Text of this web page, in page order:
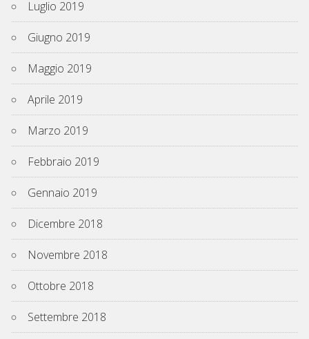
Luglio 2019
Giugno 2019
Maggio 2019
Aprile 2019
Marzo 2019
Febbraio 2019
Gennaio 2019
Dicembre 2018
Novembre 2018
Ottobre 2018
Settembre 2018